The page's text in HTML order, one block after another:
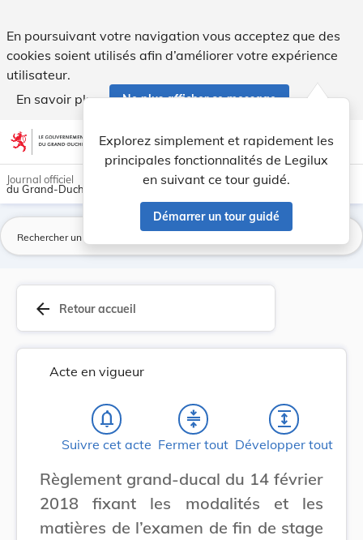
En poursuivant votre navigation vous acceptez que des
cookies soient utilisés afin d’améliorer votre expérience
utilisateur.
En savoir plus
Ne plus afficher ce message
Aller au contenu account_circle help Aide
Explorez simplement et rapidement les
principales fonctionnalités de Legilux
en suivant ce tour guidé.
Démarrer un tour guidé
light_mode dark_mode
Journal officiel
du Grand-Duché de Luxembourg
arrow_back Retour accueil
Acte en vigueur
notifications_none
Suivre cet acte
compress
Fermer tout
expand
Développer tout
Règlement grand-ducal du 14 février
2018 fixant les modalités et les
matières de l’examen de fin de stage